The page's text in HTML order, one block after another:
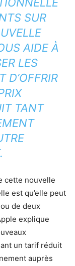
SUR
AIDE À
LES
D’OFFRIR
TANT
cette nouvelle
est qu’elle peut
de deux
explique
un tarif réduit
auprès